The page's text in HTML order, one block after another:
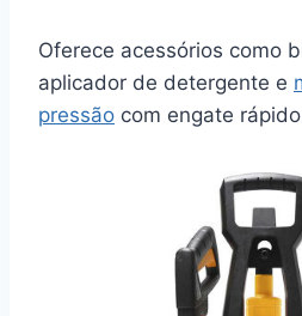
Oferece acessórios como
aplicador de detergente e
pressão com engate